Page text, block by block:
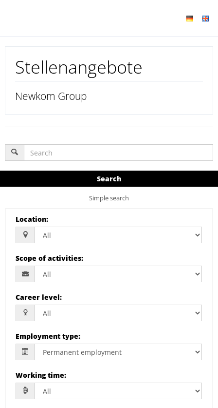
Stellenangebote
Newkom Group
Search
Simple search
Location:
Scope of activities:
Career level:
Employment type:
Working time: